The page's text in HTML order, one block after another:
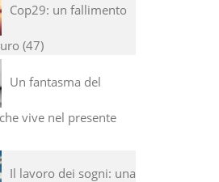
Cop29: un fallimento
47
Un fantasma del
vive nel presente
Il lavoro dei sogni: una